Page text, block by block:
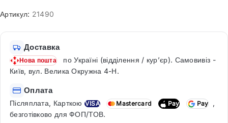
Артикул: 21490
Доставка
Нова пошта
по Україні (відділення / кур’єр). Самовивіз -
Київ, вул. Велика Окружна 4-Н.
Оплата
Післяплата, Карткою VISA Mastercard Pay Pay
,
безготівково для ФОП/ТОВ.